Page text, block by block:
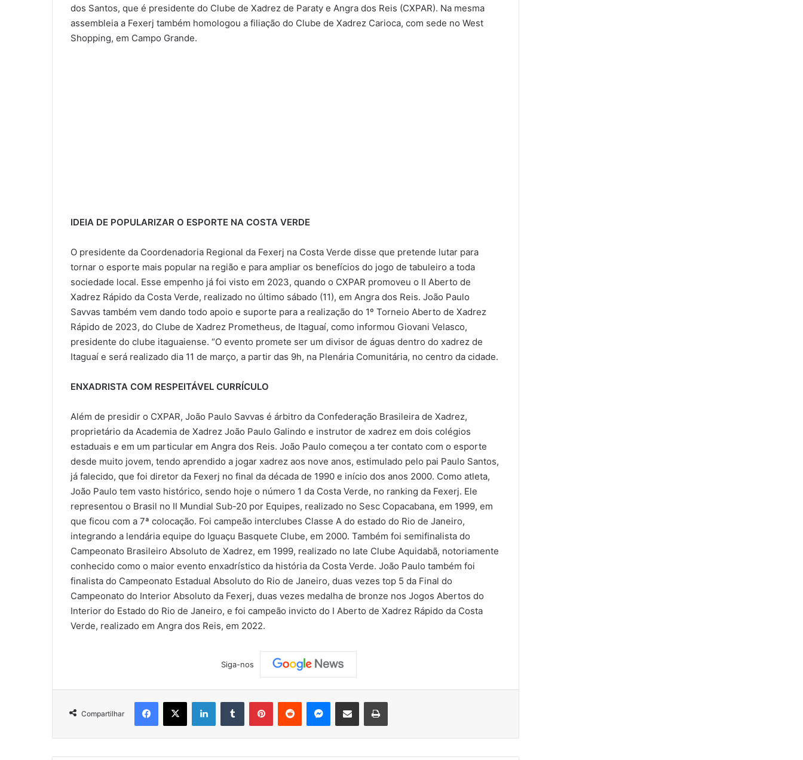
dos Santos, que é presidente do Clube de Xadrez de Paraty e Angra dos Reis (CXPAR). Na mesma
assembleia a Fexerj também homologou a filiação do Clube de Xadrez Carioca, com sede no West
Shopping, em Campo Grande.
IDEIA DE POPULARIZAR O ESPORTE NA COSTA VERDE
O presidente da Coordenadoria Regional da Fexerj na Costa Verde disse que pretende lutar para
tornar o esporte mais popular na região e para ampliar os benefícios do jogo de tabuleiro a toda
sociedade local. Esse empenho já foi visto em 2023, quando o CXPAR promoveu o II Aberto de
Xadrez Rápido da Costa Verde, realizado no último sábado (11), em Angra dos Reis. João Paulo
Savvas também vem dando todo apoio e suporte para a realização do 1º Torneio Aberto de Xadrez
Rápido de 2023, do Clube de Xadrez Prometheus, de Itaguaí, como informou Giovani Velasco,
presidente do clube itaguaiense. “O evento promete ser um divisor de águas dentro do xadrez de
Itaguaí e será realizado dia 11 de março, a partir das 9h, na Plenária Comunitária, no centro da cidade.
ENXADRISTA COM RESPEITÁVEL CURRÍCULO
Além de presidir o CXPAR, João Paulo Savvas é árbitro da Confederação Brasileira de Xadrez,
proprietário da Academia de Xadrez João Paulo Galindo e instrutor de xadrez em dois colégios
estaduais e em um particular em Angra dos Reis. João Paulo começou a ter contato com o esporte
desde muito jovem, tendo aprendido a jogar xadrez aos nove anos, estimulado pelo pai Paulo Santos,
já falecido, que foi diretor da Fexerj no final da década de 1990 e início dos anos 2000. Como atleta,
João Paulo tem vasto histórico, sendo hoje o número 1 da Costa Verde, no ranking da Fexerj. Ele
representou o Brasil no II Mundial Sub-20 por Equipes, realizado no Sesc Copacabana, em 1999, em
que ficou com a 7ª colocação. Foi campeão interclubes Classe A do estado do Rio de Janeiro,
integrando a lendária equipe do Iguaçu Basquete Clube, em 2000. Também foi semifinalista do
Campeonato Brasileiro Absoluto de Xadrez, em 1999, realizado no Iate Clube Aquidabã, notoriamente
conhecido como o maior evento enxadrístico da história da Costa Verde. João Paulo também foi
finalista do Campeonato Estadual Absoluto do Rio de Janeiro, duas vezes top 5 da Final do
Campeonato do Interior Absoluto da Fexerj, duas vezes medalha de bronze nos Jogos Abertos do
Interior do Estado do Rio de Janeiro, e foi campeão invicto do I Aberto de Xadrez Rápido da Costa
Verde, realizado em Angra dos Reis, em 2022.
Siga-nos
Compartilhar